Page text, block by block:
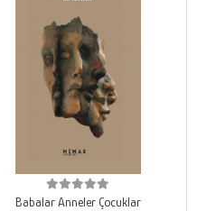
Babalar Anneler Çocuklar